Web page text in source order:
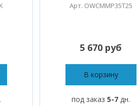
Арт. OWCMMP35T25
5 670 руб
В корзину
под заказ5-7 дн.